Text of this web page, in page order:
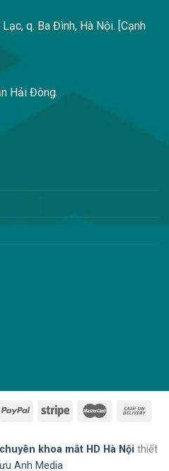
q. Ba Đình, Hà Nội. [Cạnh
Hải Đông.
khoa mắt HD Hà Nội thiết
Anh Media